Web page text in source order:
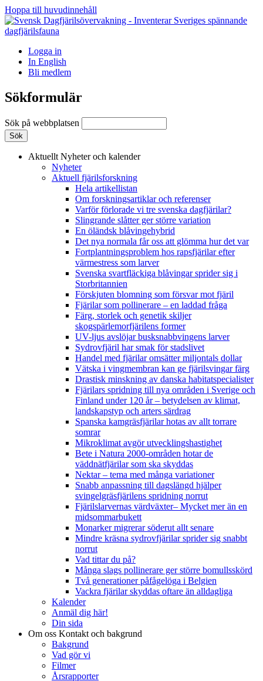
Hoppa till huvudinnehåll
Logga in
In English
Bli medlem
Sökformulär
Sök på webbplatsen
Aktuellt Nyheter och kalender
Nyheter
Aktuell fjärilsforskning
Hela artikellistan
Om forskningsartiklar och referenser
Varför förlorade vi tre svenska dagfjärilar?
Slingrande slåtter ger större variation
En öländsk blåvingehybrid
Det nya normala får oss att glömma hur det var
Fortplantningsproblem hos rapsfjärilar efter
värmestress som larver
Svenska svartfläckiga blåvingar sprider sig i
Storbritannien
Förskjuten blomning som försvar mot fjäril
Fjärilar som pollinerare – en laddad fråga
Färg, storlek och genetik skiljer
skogspärlemorfjärilens former
UV-ljus avslöjar busksnabbvingens larver
Sydrovfjäril har smak för stadslivet
Handel med fjärilar omsätter miljontals dollar
Vätska i vingmembran kan ge fjärilsvingar färg
Drastisk minskning av danska habitatspecialister
Fjärilars spridning till nya områden i Sverige och
Finland under 120 år– betydelsen av klimat,
landskapstyp och arters särdrag
Spanska kamgräsfjärilar hotas av allt torrare
somrar
Mikroklimat avgör utvecklingshastighet
Bete i Natura 2000-områden hotar de
väddnätfjärilar som ska skyddas
Nektar – tema med många variationer
Snabb anpassning till dagslängd hjälper
svingelgräsfjärilens spridning norrut
Fjärilslarvernas värdväxter– Mycket mer än en
midsommarbukett
Monarker migrerar söderut allt senare
Mindre kräsna sydrovfjärilar sprider sig snabbt
norrut
Vad tittar du på?
Många slags pollinerare ger större bomullsskörd
Två generationer påfågelöga i Belgien
Vackra fjärilar skyddas oftare än alldagliga
Kalender
Anmäl dig här!
Din sida
Om oss Kontakt och bakgrund
Bakgrund
Vad gör vi
Filmer
Årsrapporter